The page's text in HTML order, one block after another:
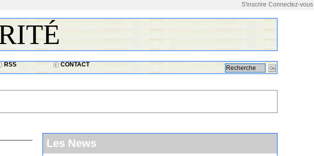
Connectez-vous
S'inscrire
RSS CONTACT
Les News